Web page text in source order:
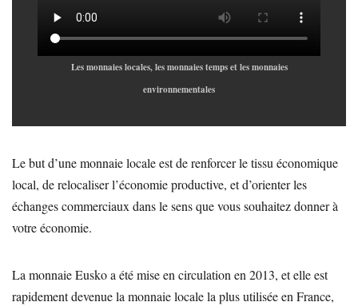
Les monnaies locales, les monnaies temps et les monnaies
environnementales
Le but d’une monnaie locale est de renforcer le tissu économique
local, de relocaliser l’économie productive, et d’orienter les
échanges commerciaux dans le sens que vous souhaitez donner à
votre économie.
La monnaie Eusko a été mise en circulation en 2013, et elle est
rapidement devenue la monnaie locale la plus utilisée en France,